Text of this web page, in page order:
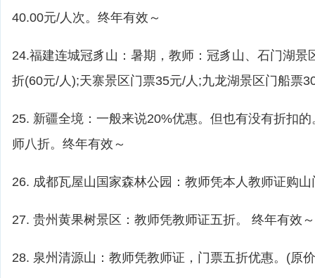
40.00元/人次。终年有效～
24.福建连城冠豸山：暑期，教师：冠豸山、石门湖景
折(60元/人);天寨景区门票35元/人;九龙湖景区门船票
25. 新疆全境：一般来说20%优惠。但也有没有折扣
师八折。终年有效～
26. 成都瓦屋山国家森林公园：教师凭本人教师证购
27. 贵州黄果树景区：教师凭教师证五折。 终年有效～
28. 泉州清源山：教师凭教师证，门票五折优惠。(原